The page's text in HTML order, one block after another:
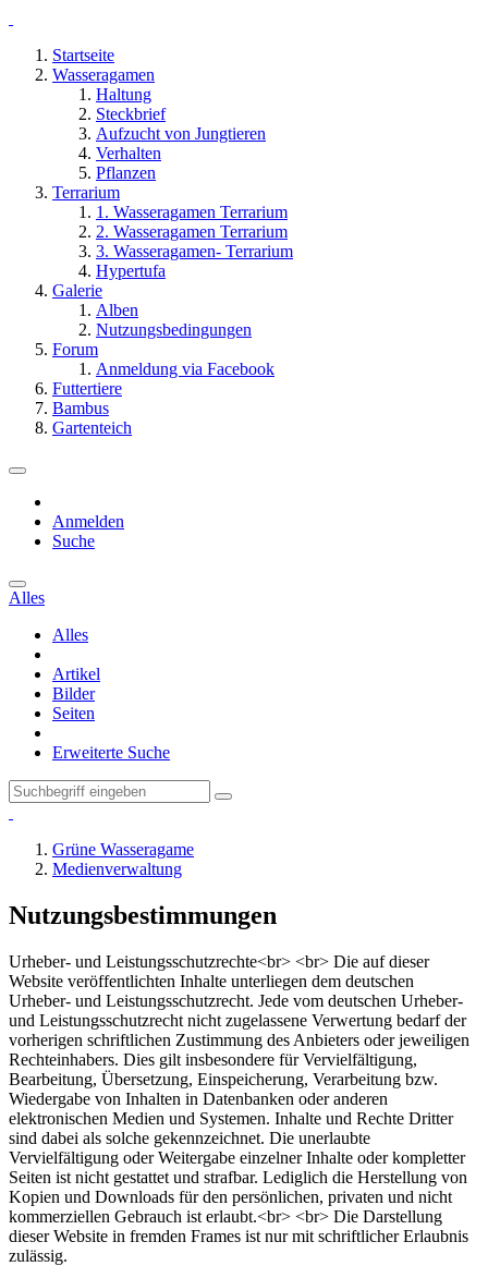
Startseite
Wasseragamen
Haltung
Steckbrief
Aufzucht von Jungtieren
Verhalten
Pflanzen
Terrarium
1. Wasseragamen Terrarium
2. Wasseragamen Terrarium
3. Wasseragamen- Terrarium
Hypertufa
Galerie
Alben
Nutzungsbedingungen
Forum
Anmeldung via Facebook
Futtertiere
Bambus
Gartenteich
Anmelden
Suche
Alles
Alles
Artikel
Bilder
Seiten
Erweiterte Suche
Grüne Wasseragame
Medienverwaltung
Nutzungsbestimmungen
Urheber- und Leistungsschutzrechte<br> <br> Die auf dieser
Website veröffentlichten Inhalte unterliegen dem deutschen
Urheber- und Leistungsschutzrecht. Jede vom deutschen Urheber-
und Leistungsschutzrecht nicht zugelassene Verwertung bedarf der
vorherigen schriftlichen Zustimmung des Anbieters oder jeweiligen
Rechteinhabers. Dies gilt insbesondere für Vervielfältigung,
Bearbeitung, Übersetzung, Einspeicherung, Verarbeitung bzw.
Wiedergabe von Inhalten in Datenbanken oder anderen
elektronischen Medien und Systemen. Inhalte und Rechte Dritter
sind dabei als solche gekennzeichnet. Die unerlaubte
Vervielfältigung oder Weitergabe einzelner Inhalte oder kompletter
Seiten ist nicht gestattet und strafbar. Lediglich die Herstellung von
Kopien und Downloads für den persönlichen, privaten und nicht
kommerziellen Gebrauch ist erlaubt.<br> <br> Die Darstellung
dieser Website in fremden Frames ist nur mit schriftlicher Erlaubnis
zulässig.